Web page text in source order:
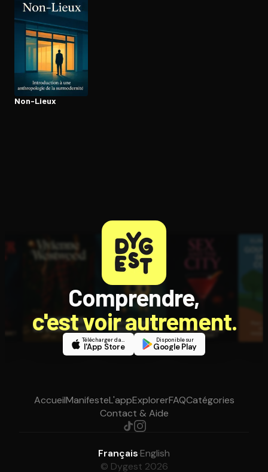
Non-Lieux
Comprendre,
c'est voir autrement.
Télécharger dans
l'App Store
Disponible sur
Google Play
AccueilManifesteL'appExplorerFAQCatégories
Contact & Aide
Français·English
© Dygest 2026